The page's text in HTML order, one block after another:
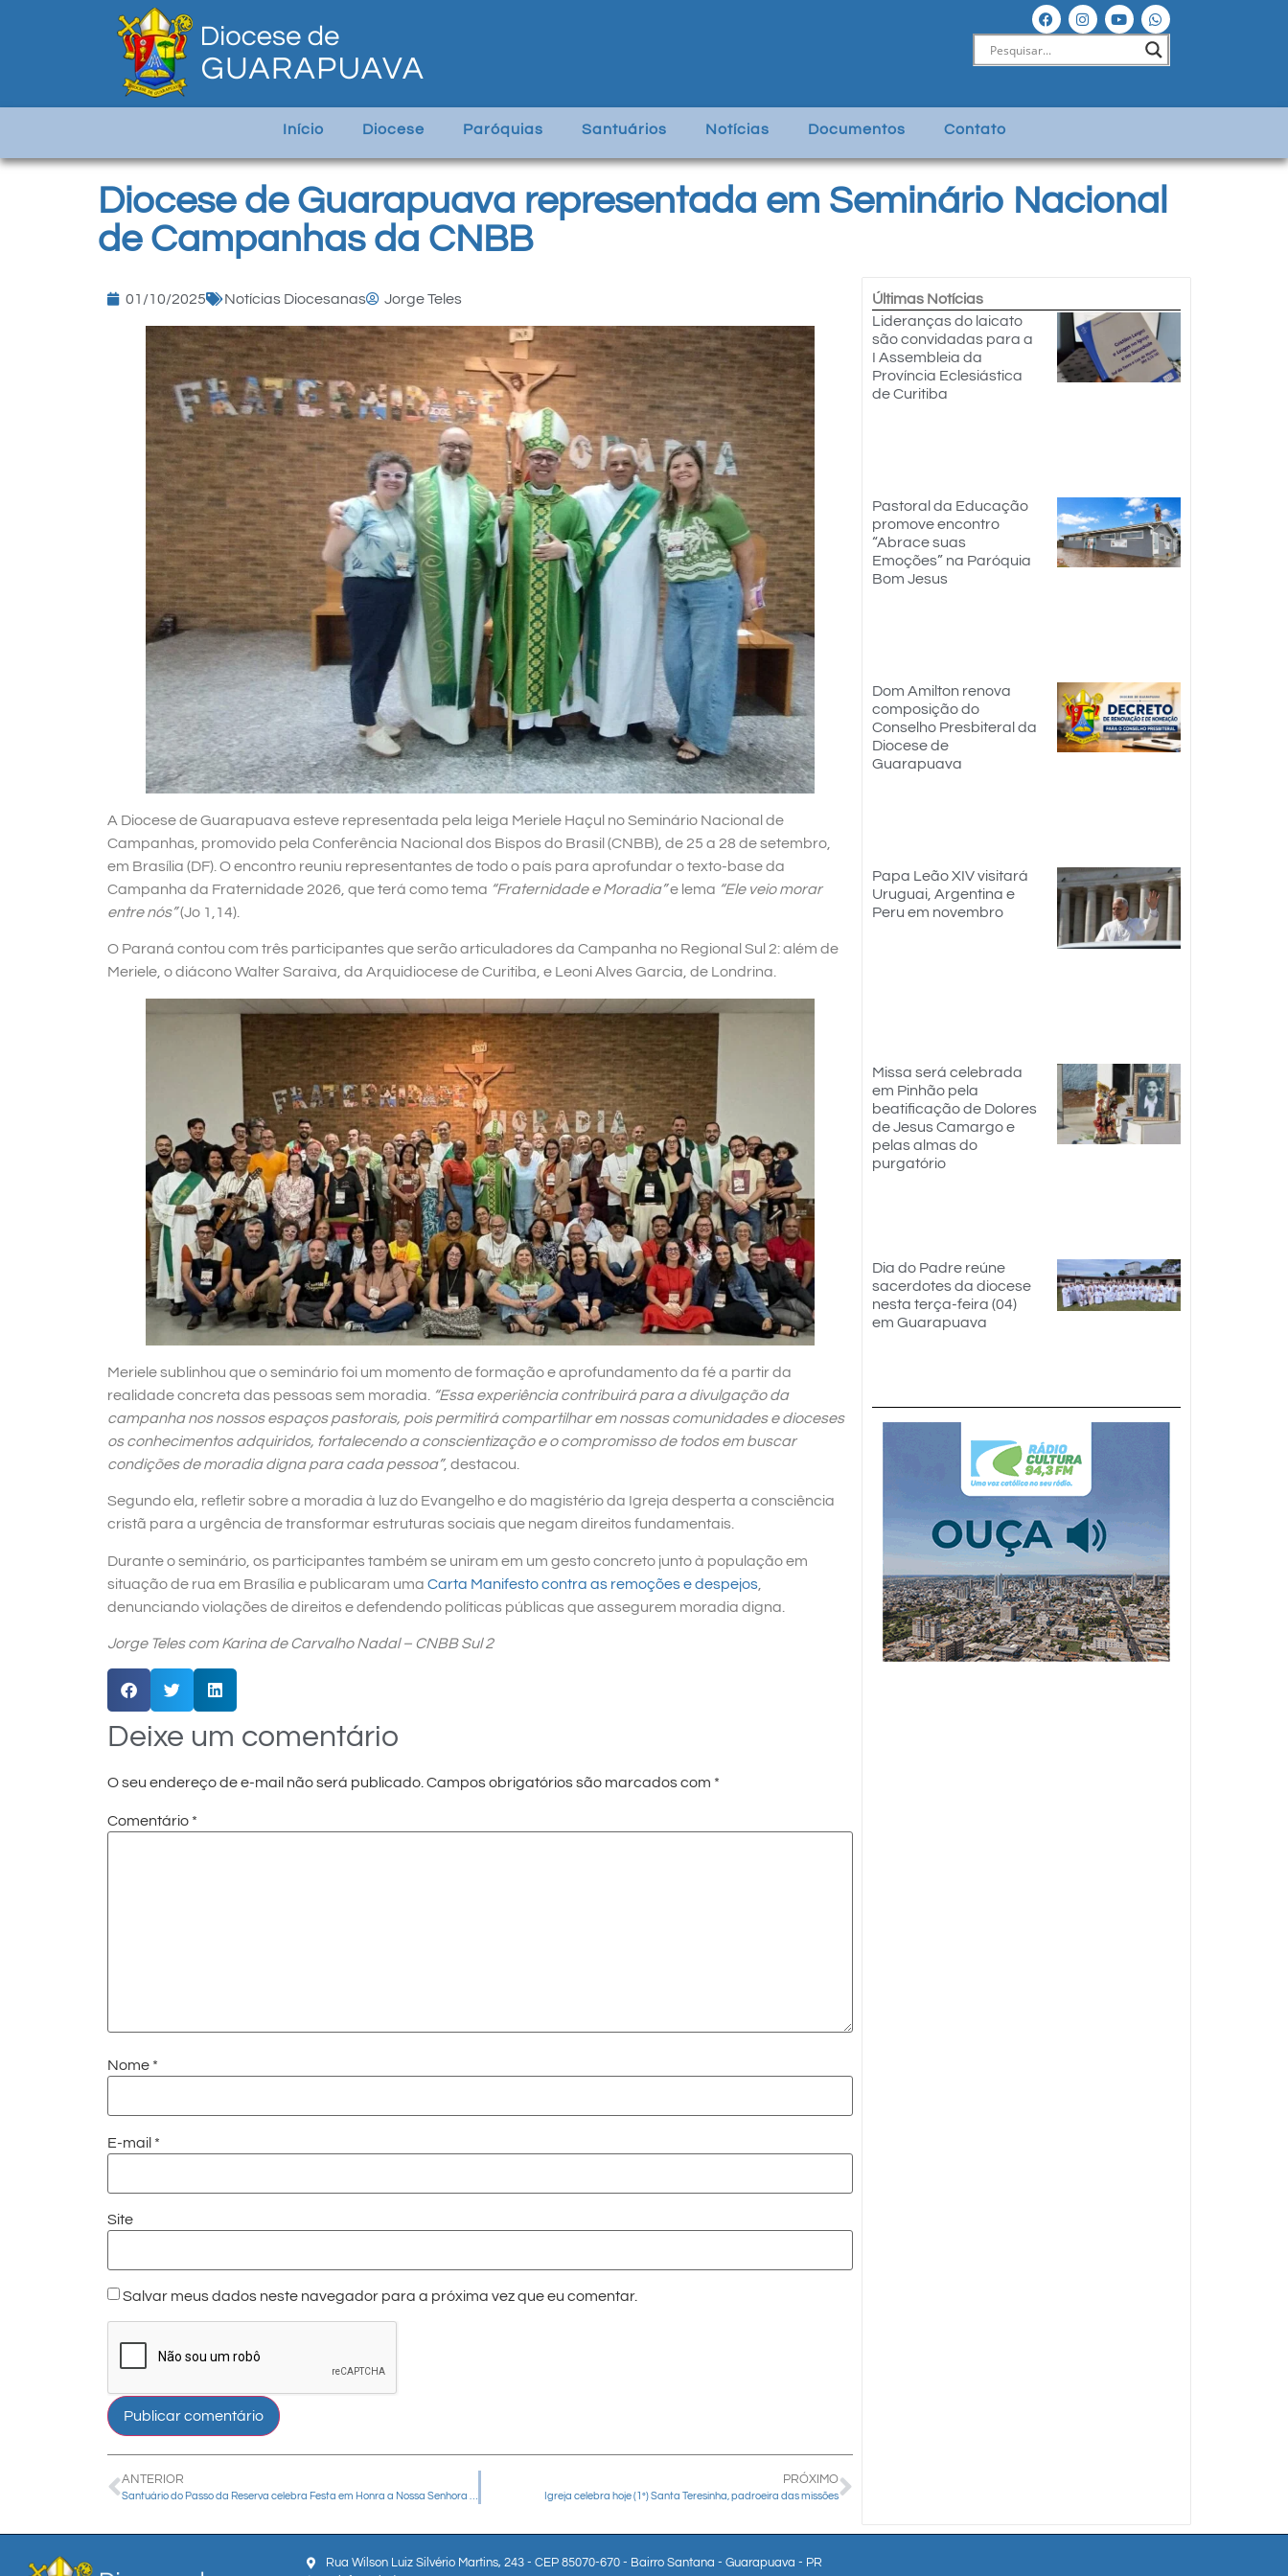
Início Diocese Paróquias Santuários Notícias Documentos Contato
Diocese de Guarapuava representada em Seminário Nacional
de Campanhas da CNBB
01/10/2025 Notícias Diocesanas Jorge Teles
A Diocese de Guarapuava esteve representada pela leiga Meriele Haçul no Seminário Nacional de
Campanhas, promovido pela Conferência Nacional dos Bispos do Brasil (CNBB), de 25 a 28 de setembro,
em Brasília (DF). O encontro reuniu representantes de todo o país para aprofundar o texto-base da
Campanha da Fraternidade 2026, que terá como tema “Fraternidade e Moradia”e lema “Ele veio morar
entre nós”(Jo 1,14).
O Paraná contou com três participantes que serão articuladores da Campanha no Regional Sul 2: além de
Meriele, o diácono Walter Saraiva, da Arquidiocese de Curitiba, e Leoni Alves Garcia, de Londrina.
Meriele sublinhou que o seminário foi um momento de formação e aprofundamento da fé a partir da
realidade concreta das pessoas sem moradia.
“Essa experiência contribuirá para a divulgação da
campanha nos nossos espaços pastorais, pois permitirá compartilhar em nossas comunidades e dioceses
os conhecimentos adquiridos, fortalecendo a conscientização e o compromisso de todos em buscar
condições de moradia digna para cada pessoa”, destacou.
Segundo ela, refletir sobre a moradia à luz do Evangelho e do magistério da Igreja desperta a consciência
cristã para a urgência de transformar estruturas sociais que negam direitos fundamentais.
Durante o seminário, os participantes também se uniram em um gesto concreto junto à população em
situação de rua em Brasília e publicaram uma Carta Manifesto contra as remoções e despejos
denunciando violações de direitos e defendendo políticas públicas que assegurem moradia digna.
Jorge Teles com Karina de Carvalho Nadal – CNBB Sul 2
Deixe um comentário
O seu endereço de e-mail não será publicado.Campos obrigatórios são marcados com *
Comentário *
Nome *
E-mail *
Site
Salvar meus dados neste navegador para a próxima vez que eu comentar.
ANTERIOR PRÓXIMO
Igreja celebra hoje (1º) Santa Teresinha, padroeira das missões
Últimas Notícias
Lideranças do laicato
são convidadas para a
I Assembleia da
Província Eclesiástica
de Curitiba
Pastoral da Educação
promove encontro
“Abrace suas
Emoções” na Paróquia
Bom Jesus
Dom Amilton renova
composição do
Conselho Presbiteral da
Diocese de
Guarapuava
Papa Leão XIV visitará
Uruguai, Argentina e
Peru em novembro
Missa será celebrada
em Pinhão pela
beatificação de Dolores
de Jesus Camargo e
pelas almas do
purgatório
Dia do Padre reúne
sacerdotes da diocese
nesta terça-feira (04)
em Guarapuava
Rua Wilson Luiz Silvério Martins, 243 - CEP 85070-670 - Bairro Santana - Guarapuava - PR